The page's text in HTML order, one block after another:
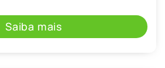
Saiba mais